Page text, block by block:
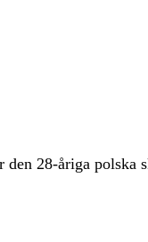
28-åriga polska